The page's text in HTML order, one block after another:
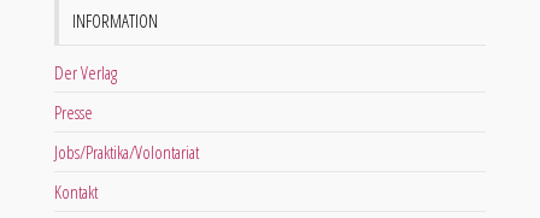
INFORMATION
Der Verlag
Presse
Jobs/Praktika/Volontariat
Kontakt